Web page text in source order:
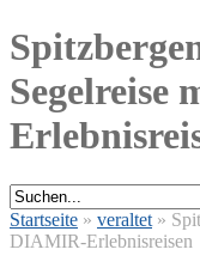
Startseite » veraltet »
DIAMIR-Erlebnisreisen